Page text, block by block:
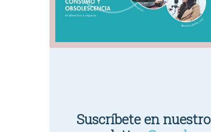
Suscríbete en nuestro